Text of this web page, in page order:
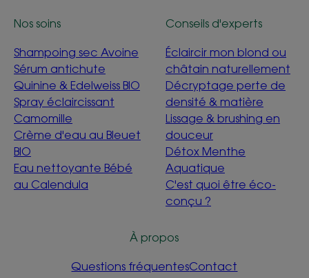
Nos soins
Shampoing sec Avoine
Sérum antichute
Quinine & Edelweiss BIO
Spray éclaircissant
Camomille
Crème d'eau au Bleuet
BIO
Eau nettoyante Bébé
au Calendula
Conseils d'experts
Éclaircir mon blond ou
châtain naturellement
Décryptage perte de
densité & matière
Lissage & brushing en
douceur
Détox Menthe
Aquatique
C'est quoi être éco-
conçu ?
À propos
Questions fréquentesContact